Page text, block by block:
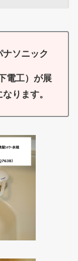
ソニック
電工）が展
ります。